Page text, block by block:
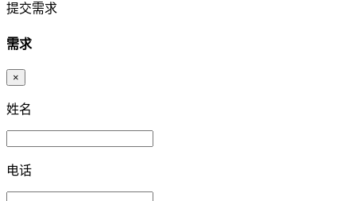
提交需求
需求
×
姓名
电话